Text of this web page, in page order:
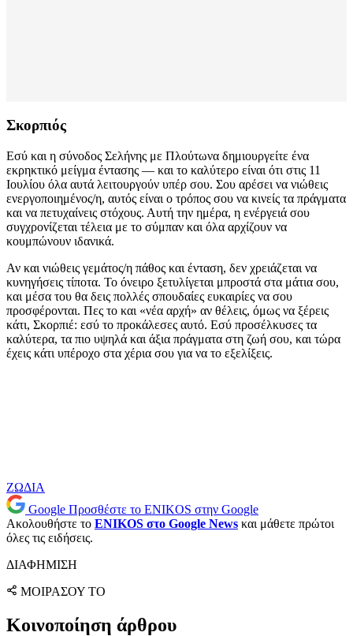
Σκορπιός
Εσύ και η σύνοδος Σελήνης με Πλούτωνα δημιουργείτε ένα
εκρηκτικό μείγμα έντασης — και το καλύτερο είναι ότι στις 11
Ιουλίου όλα αυτά λειτουργούν υπέρ σου. Σου αρέσει να νιώθεις
ενεργοποιημένος/η, αυτός είναι ο τρόπος σου να κινείς τα πράγματα
και να πετυχαίνεις στόχους. Αυτή την ημέρα, η ενέργειά σου
συγχρονίζεται τέλεια με το σύμπαν και όλα αρχίζουν να
κουμπώνουν ιδανικά.
Αν και νιώθεις γεμάτος/η πάθος και ένταση, δεν χρειάζεται να
κυνηγήσεις τίποτα. Το όνειρο ξετυλίγεται μπροστά στα μάτια σου,
και μέσα του θα δεις πολλές σπουδαίες ευκαιρίες να σου
προσφέρονται. Πες το και «νέα αρχή» αν θέλεις, όμως να ξέρεις
κάτι, Σκορπιέ: εσύ το προκάλεσες αυτό. Εσύ προσέλκυσες τα
καλύτερα, τα πιο υψηλά και άξια πράγματα στη ζωή σου, και τώρα
έχεις κάτι υπέροχο στα χέρια σου για να το εξελίξεις.
ΖΩΔΙΑ
Google Προσθέστε το ENIKOS στην Google
Ακολουθήστε το ENIKOS στο Google News και μάθετε πρώτοι
όλες τις ειδήσεις.
ΔΙΑΦΗΜΙΣΗ
ΜΟΙΡΑΣΟΥ ΤΟ
Κοινοποίηση άρθρου